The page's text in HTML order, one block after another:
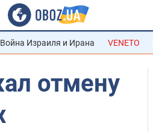
Война Израиля и Ирана VENETO
отмену